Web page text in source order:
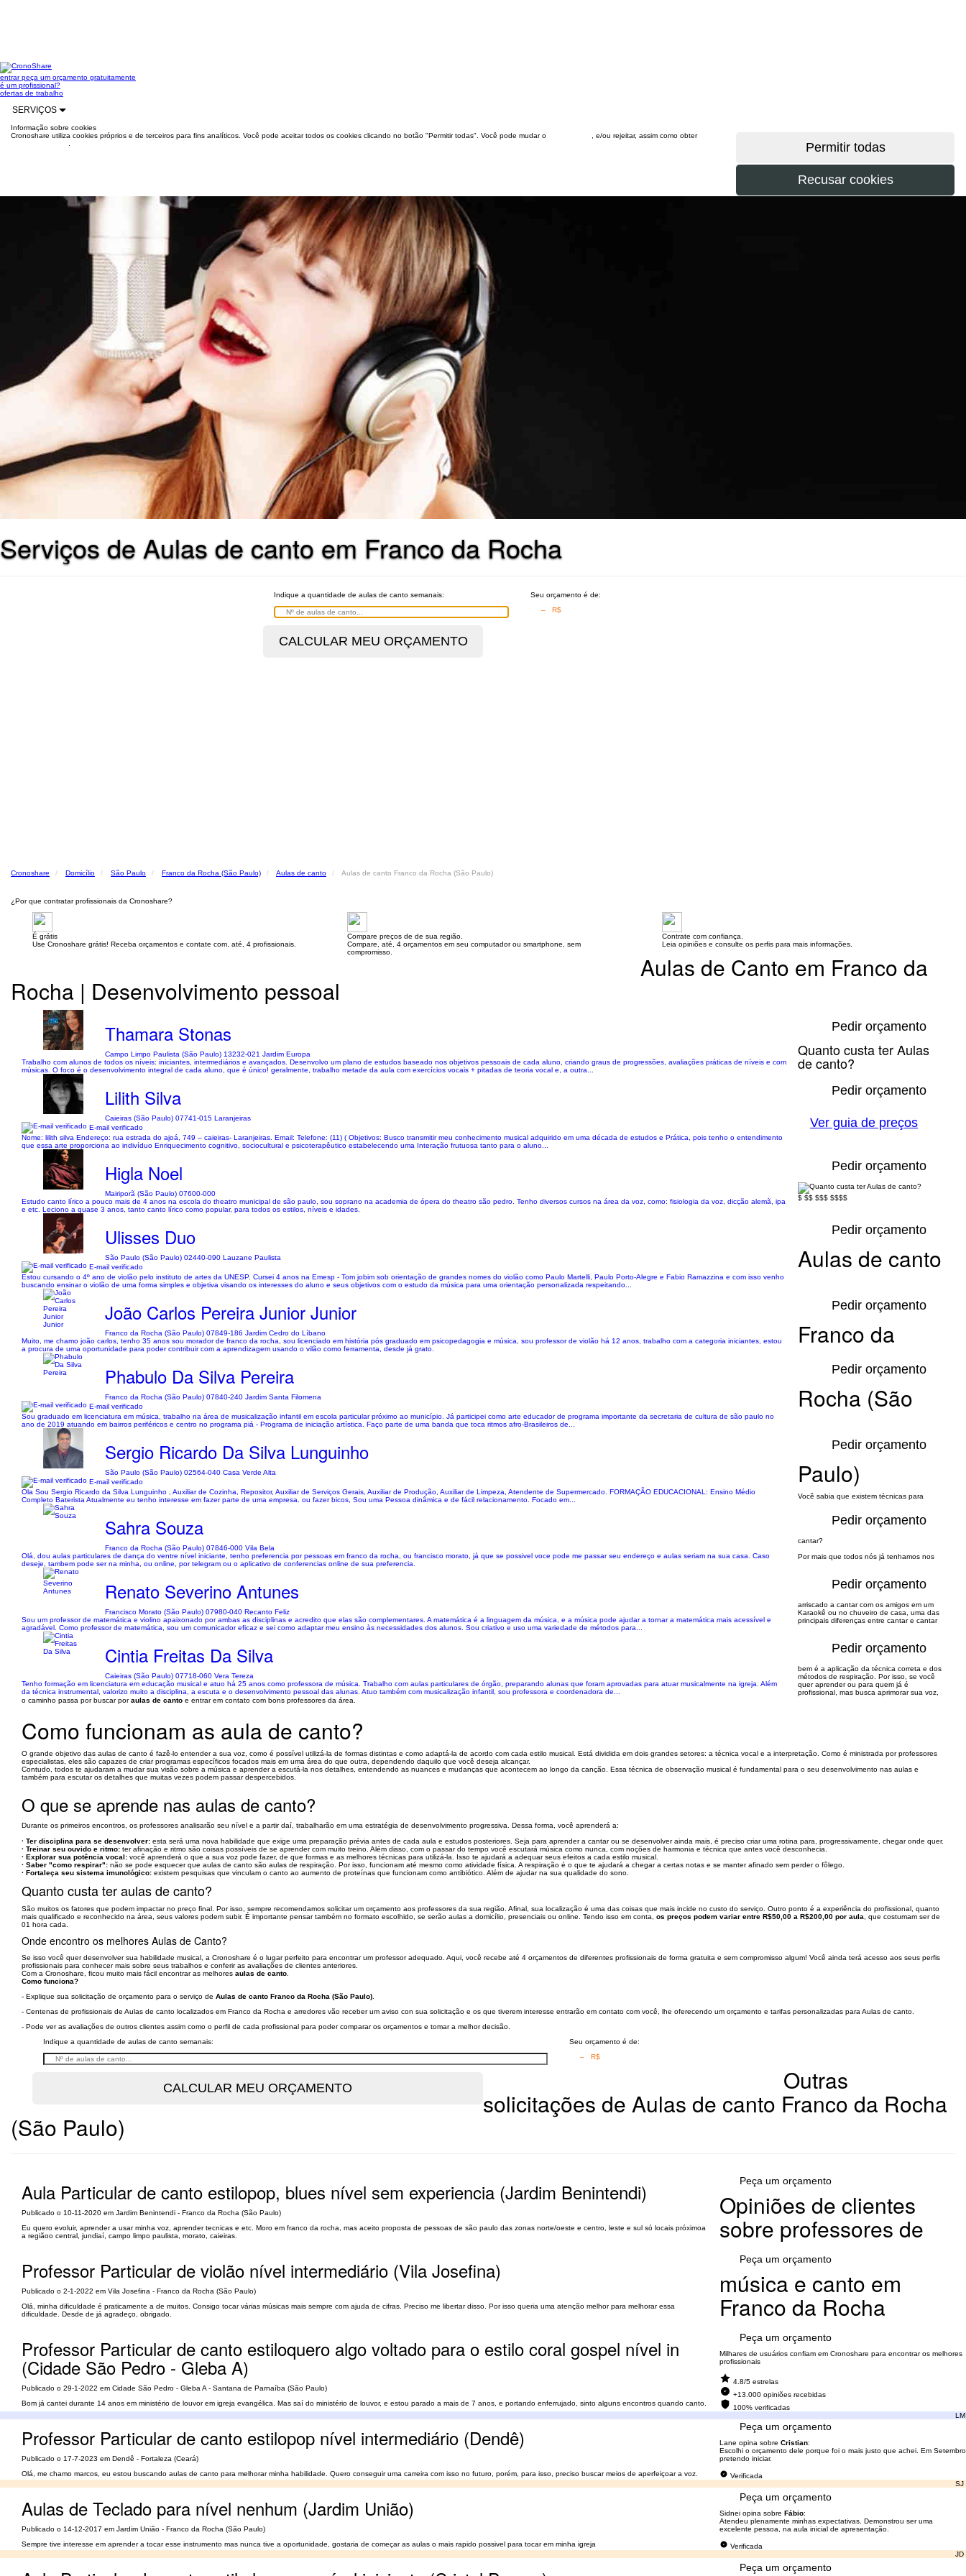
entrarpeça um orçamento gratuitamente
é um profissional?
ofertas de trabalho
SERVIÇOS
Informação sobre cookies
Cronoshare utiliza cookies próprios e de terceiros para fins analíticos. Você pode aceitar todos os cookies clicando no botão "Permitir todas". Você pode mudar o
, e/ou rejeitar, assim como obter
Serviços de Aulas de canto em Franco da Rocha
Indique a quantidade de aulas de canto semanais:
Seu orçamento é de:
– R$
Cronoshare Domicílio São Paulo Franco da Rocha (São Paulo) Aulas de canto Aulas de canto Franco da Rocha (São Paulo)
¿Por que contratar profissionais da Cronoshare?
É grátis
Use Cronoshare grátis! Receba orçamentos e contate com, até, 4 profissionais.
Compare preços de de sua região.
Compare, até, 4 orçamentos em seu computador ou smartphone, sem
compromisso.
Contrate com confiança.
Leia opiniões e consulte os perfis para mais informações.
Aulas de Canto em Franco da
Rocha | Desenvolvimento pessoal
Thamara Stonas
Campo Limpo Paulista (São Paulo) 13232-021 Jardim Europa
Trabalho com alunos de todos os níveis: iniciantes, intermediários e avançados. Desenvolvo um plano de estudos baseado nos objetivos pessoais de cada aluno, criando graus de progressões, avaliações práticas de níveis e com
músicas. O foco é o desenvolvimento integral de cada aluno, que é único! geralmente, trabalho metade da aula com exercícios vocais + pitadas de teoria vocal e, a outra...
Pedir orçamento
Lilith Silva
Caieiras (São Paulo) 07741-015 Laranjeiras
E-mail verificado
Nome: lilith silva Endereço: rua estrada do ajoá, 749 – caieiras- Laranjeiras. Email: Telefone: (11) ( Objetivos: Busco transmitir meu conhecimento musical adquirido em uma década de estudos e Prática, pois tenho o entendimento
que essa arte proporciona ao indivíduo Enriquecimento cognitivo, sociocultural e psicoterapêutico estabelecendo uma Interação frutuosa tanto para o aluno...
Pedir orçamento
Higla Noel
Mairiporã (São Paulo) 07600-000
Estudo canto lírico a pouco mais de 4 anos na escola do theatro municipal de são paulo, sou soprano na academia de ópera do theatro são pedro. Tenho diversos cursos na área da voz, como: fisiologia da voz, dicção alemã, ipa
e etc. Leciono a quase 3 anos, tanto canto lírico como popular, para todos os estilos, níveis e idades.
Pedir orçamento
Ulisses Duo
São Paulo (São Paulo) 02440-090 Lauzane Paulista
E-mail verificado
Estou cursando o 4º ano de violão pelo instituto de artes da UNESP. Cursei 4 anos na Emesp - Tom jobim sob orientação de grandes nomes do violão como Paulo Martelli, Paulo Porto-Alegre e Fabio Ramazzina e com isso venho
buscando ensinar o violão de uma forma simples e objetiva visando os interesses do aluno e seus objetivos com o estudo da música para uma orientação personalizada respeitando...
Pedir orçamento
João Carlos Pereira Junior Junior
Franco da Rocha (São Paulo) 07849-186 Jardim Cedro do Líbano
Muito, me chamo joão carlos, tenho 35 anos sou morador de franco da rocha, sou licenciado em história pós graduado em psicopedagogia e música, sou professor de violão há 12 anos, trabalho com a categoria iniciantes, estou
a procura de uma oportunidade para poder contribuir com a aprendizagem usando o vilão como ferramenta, desde já grato.
Pedir orçamento
Phabulo Da Silva Pereira
Franco da Rocha (São Paulo) 07840-240 Jardim Santa Filomena
E-mail verificado
Sou graduado em licenciatura em música, trabalho na área de musicalização infantil em escola particular próximo ao município. Já participei como arte educador de programa importante da secretaria de cultura de são paulo no
ano de 2019 atuando em bairros periféricos e centro no programa piá - Programa de iniciação artística. Faço parte de uma banda que toca ritmos afro-Brasileiros de...
Pedir orçamento
Sergio Ricardo Da Silva Lunguinho
São Paulo (São Paulo) 02564-040 Casa Verde Alta
E-mail verificado
Ola Sou Sergio Ricardo da Silva Lunguinho , Auxiliar de Cozinha, Repositor, Auxiliar de Serviços Gerais, Auxiliar de Produção, Auxiliar de Limpeza, Atendente de Supermercado. FORMAÇÃO EDUCACIONAL: Ensino Médio
Completo Baterista Atualmente eu tenho interesse em fazer parte de uma empresa. ou fazer bicos, Sou uma Pessoa dinâmica e de fácil relacionamento. Focado em...
Pedir orçamento
Sahra Souza
Franco da Rocha (São Paulo) 07846-000 Vila Bela
Olá, dou aulas particulares de dança do ventre nível iniciante, tenho preferencia por pessoas em franco da rocha, ou francisco morato, já que se possivel voce pode me passar seu endereço e aulas seriam na sua casa. Caso
deseje, tambem pode ser na minha, ou online, por telegram ou o aplicativo de conferencias online de sua preferencia.
Pedir orçamento
Renato Severino Antunes
Francisco Morato (São Paulo) 07980-040 Recanto Feliz
Sou um professor de matemática e violino apaixonado por ambas as disciplinas e acredito que elas são complementares. A matemática é a linguagem da música, e a música pode ajudar a tornar a matemática mais acessível e
agradável. Como professor de matemática, sou um comunicador eficaz e sei como adaptar meu ensino às necessidades dos alunos. Sou criativo e uso uma variedade de métodos para...
Pedir orçamento
Cintia Freitas Da Silva
Caieiras (São Paulo) 07718-060 Vera Tereza
Tenho formação em licenciatura em educação musical e atuo há 25 anos como professora de música. Trabalho com aulas particulares de órgão, preparando alunas que foram aprovadas para atuar musicalmente na igreja. Além
da técnica instrumental, valorizo muito a disciplina, a escuta e o desenvolvimento pessoal das alunas. Atuo também com musicalização infantil, sou professora e coordenadora de...
Pedir orçamento
Quanto custa ter Aulas
de canto?
Ver guia de preços
$ $$ $$$ $$$$
Aulas de canto
Franco da
Rocha (São
Paulo)
Você sabia que existem técnicas para
cantar?
Por mais que todos nós já tenhamos nos
arriscado a cantar com os amigos em um
Karaokê ou no chuveiro de casa, uma das
principais diferenças entre cantar e cantar
bem é a aplicação da técnica correta e dos
métodos de respiração. Por isso, se você
quer aprender ou para quem já é
profissional, mas busca aprimorar sua voz,
o caminho passa por buscar poraulas de canto e entrar em contato com bons professores da área.
Como funcionam as aula de canto?
O grande objetivo das aulas de canto é fazê-lo entender a sua voz, como é possível utilizá-la de formas distintas e como adaptá-la de acordo com cada estilo musical. Está dividida em dois grandes setores: a técnica vocal e a interpretação. Como é ministrada por professores
especialistas, eles são capazes de criar programas específicos focados mais em uma área do que outra, dependendo daquilo que você deseja alcançar.
Contudo, todos te ajudaram a mudar sua visão sobre a música e aprender a escutá-la nos detalhes, entendendo as nuances e mudanças que acontecem ao longo da canção. Essa técnica de observação musical é fundamental para o seu desenvolvimento nas aulas e
também para escutar os detalhes que muitas vezes podem passar despercebidos.
O que se aprende nas aulas de canto?
Durante os primeiros encontros, os professores analisarão seu nível e a partir daí, trabalharão em uma estratégia de desenvolvimento progressiva. Dessa forma, você aprenderá a:
· Ter disciplina para se desenvolver: esta será uma nova habilidade que exige uma preparação prévia antes de cada aula e estudos posteriores. Seja para aprender a cantar ou se desenvolver ainda mais, é preciso criar uma rotina para, progressivamente, chegar onde quer.
· Treinar seu ouvido e ritmo: ter afinação e ritmo são coisas possíveis de se aprender com muito treino. Além disso, com o passar do tempo você escutará música como nunca, com noções de harmonia e técnica que antes você desconhecia.
· Explorar sua potência vocal: você aprenderá o que a sua voz pode fazer, de que formas e as melhores técnicas para utilizá-la. Isso te ajudará a adequar seus efeitos a cada estilo musical.
· Saber "como respirar": não se pode esquecer que aulas de canto são aulas de respiração. Por isso, funcionam até mesmo como atividade física. A respiração é o que te ajudará a chegar a certas notas e se manter afinado sem perder o fôlego.
· Fortaleça seu sistema imunológico: existem pesquisas que vinculam o canto ao aumento de proteínas que funcionam como antibiótico. Além de ajudar na sua qualidade do sono.
Quanto custa ter aulas de canto?
São muitos os fatores que podem impactar no preço final. Por isso, sempre recomendamos solicitar um orçamento aos professores da sua região. Afinal, sua localização é uma das coisas que mais incide no custo do serviço. Outro ponto é a experiência do profissional, quanto
mais qualificado e reconhecido na área, seus valores podem subir. É importante pensar também no formato escolhido, se serão aulas a domicílio, presenciais ou online. Tendo isso em conta, os preços podem variar entre R$50,00 a R$200,00 por aula , que costumam ser de
01 hora cada.
Onde encontro os melhores Aulas de Canto?
Se isso você quer desenvolver sua habilidade musical, a Cronoshare é o lugar perfeito para encontrar um professor adequado. Aqui, você recebe até 4 orçamentos de diferentes profissionais de forma gratuita e sem compromisso algum! Você ainda terá acesso aos seus perfis
profissionais para conhecer mais sobre seus trabalhos e conferir as avaliações de clientes anteriores.
Com a Cronoshare, ficou muito mais fácil encontrar as melhores aulas de canto
Como funciona?
- Explique sua solicitação de orçamento para o serviço de Aulas de canto Franco da Rocha (São Paulo)
- Centenas de profissionais de Aulas de canto localizados em Franco da Rocha e arredores vão receber um aviso con sua solicitação e os que tiverem interesse entrarão em contato com você, lhe oferecendo um orçamento e tarifas personalizadas para Aulas de canto.
- Pode ver as avaliações de outros clientes assim como o perfil de cada profissional para poder comparar os orçamentos e tomar a melhor decisão.
Indique a quantidade de aulas de canto semanais:
Seu orçamento é de:
– R$
Outras
solicitações de Aulas de canto Franco da Rocha
(São Paulo)
Aula Particular de canto estilopop, blues nível sem experiencia (Jardim Benintendi)
Publicado o 10-11-2020 em Jardim Benintendi - Franco da Rocha (São Paulo)
Eu quero evoluir, aprender a usar minha voz, aprender tecnicas e etc. Moro em franco da rocha, mas aceito proposta de pessoas de são paulo das zonas norte/oeste e centro, leste e sul só locais próximoa
a regiãoo central, jundiaí, campo limpo paulista, morato, caieiras.
Peça um orçamento
Professor Particular de violão nível intermediário (Vila Josefina)
Publicado o 2-1-2022 em Vila Josefina - Franco da Rocha (São Paulo)
Olá, minha dificuldade é praticamente a de muitos. Consigo tocar várias músicas mais sempre com ajuda de cifras. Preciso me libertar disso. Por isso queria uma atenção melhor para melhorar essa
dificuldade. Desde de já agradeço, obrigado.
Peça um orçamento
Professor Particular de canto estiloquero algo voltado para o estilo coral gospel nível in
(Cidade São Pedro - Gleba A)
Publicado o 29-1-2022 em Cidade São Pedro - Gleba A - Santana de Parnaíba (São Paulo)
Bom já cantei durante 14 anos em ministério de louvor em igreja evangélica. Mas saí do ministério de louvor, e estou parado a mais de 7 anos, e portando enferrujado, sinto alguns encontros quando canto.
Peça um orçamento
Professor Particular de canto estilopop nível intermediário (Dendê)
Publicado o 17-7-2023 em Dendê - Fortaleza (Ceará)
Olá, me chamo marcos, eu estou buscando aulas de canto para melhorar minha habilidade. Quero conseguir uma carreira com isso no futuro, porém, para isso, preciso buscar meios de aperfeiçoar a voz.
Peça um orçamento
Aulas de Teclado para nível nenhum (Jardim União)
Publicado o 14-12-2017 em Jardim União - Franco da Rocha (São Paulo)
Sempre tive interesse em aprender a tocar esse instrumento mas nunca tive a oportunidade, gostaria de começar as aulas o mais rapido possivel para tocar em minha igreja
Peça um orçamento
Peça um orçamento
Opiniões de clientes
sobre professores de
música e canto em
Franco da Rocha
Milhares de usuários confiam em Cronoshare para encontrar os melhores
profissionais
4.8/5 estrelas
+13.000 opiniões recebidas
100% verificadas
LM
Lane opina sobre Cristian:
Escolhi o orçamento dele porque foi o mais justo que achei. Em Setembro
pretendo iniciar.
Verificada
SJ
Sidnei opina sobre Fábio:
Atendeu plenamente minhas expectativas. Demonstrou ser uma
excelente pessoa, na aula inicial de apresentação.
Verificada
JD